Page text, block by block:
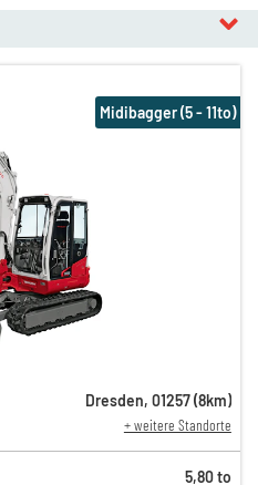
Midibagger (5 - 11to)
Dresden, 01257(8km)
+ weitere Standorte
5,80 to